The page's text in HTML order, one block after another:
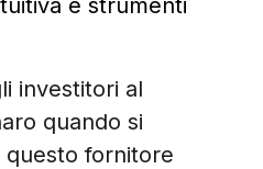
e strumenti
investitori al
quando si
questo fornitore